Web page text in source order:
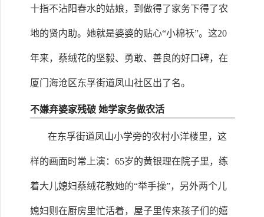
十指不沾阳春水的姑娘，到做得了家务下得了农
地的贤内助。她就是婆婆的贴心“小棉袄”。这20
年来，蔡绒花的坚毅、勇敢、善良的好口碑，在
厦门海沧区东孚街道凤山社区出了名。
不嫌弃婆家残破 她学家务做农活
在东孚街道凤山小学旁的农村小洋楼里，这
样的画面时常上演：65岁的黄银理在院子里，练
着大儿媳妇蔡绒花教她的“举手操”，另外两个儿
媳妇则在厨房里忙活着，屋子里传来孩子们的嬉